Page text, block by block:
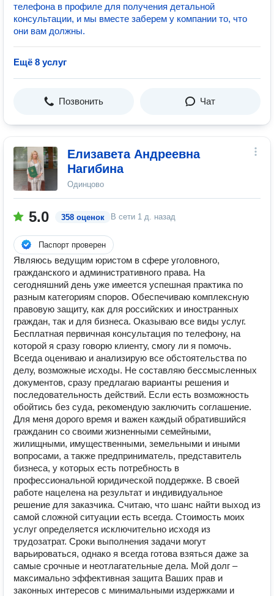
телефона в профиле для получения детальной
консультации, и мы вместе заберем у компании то, что
они вам должны.
Ещё 8 услуг
Позвонить Чат
Елизавета Андреевна
Нагибина
Одинцово
5.0 358 оценок В сети 1 д. назад
Паспорт проверен
Являюсь ведущим юристом в сфере уголовного,
гражданского и административного права. На
сегодняшний день уже имеется успешная практика по
разным категориям споров. Обеспечиваю комплексную
правовую защиту, как для российских и иностранных
граждан, так и для бизнеса. Оказываю все виды услуг.
Бесплатная первичная консультация по телефону, на
которой я сразу говорю клиенту, смогу ли я помочь.
Всегда оцениваю и анализирую все обстоятельства по
делу, возможные исходы. Не составляю бессмысленных
документов, сразу предлагаю варианты решения и
последовательность действий. Если есть возможность
обойтись без суда, рекомендую заключить соглашение.
Для меня дорого время и важен каждый обратившийся
гражданин со своими жизненными семейными,
жилищными, имущественными, земельными и иными
вопросами, а также предприниматель, представитель
бизнеса, у которых есть потребность в
профессиональной юридической поддержке. В своей
работе нацелена на результат и индивидуальное
решение для заказчика. Считаю, что шанс найти выход из
самой сложной ситуации есть всегда. Стоимость моих
услуг определяется исключительно исходя из
трудозатрат. Сроки выполнения задачи могут
варьироваться, однако я всегда готова взяться даже за
самые срочные и неотлагательные дела. Мой долг –
максимально эффективная защита Ваших прав и
законных интересов с минимальными издержками и